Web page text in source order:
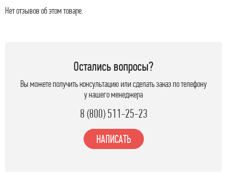
Нет отзывов об этом товаре.
Остались вопросы?
Вы можете получить консультацию или сделать заказ по телефону
у нашего менеджера
8 (800) 511-25-23
НАПИСАТЬ